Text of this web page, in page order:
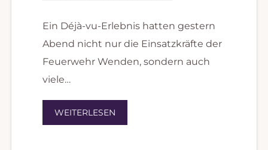
Ein Déjà-vu-Erlebnis hatten gestern
Abend nicht nur die Einsatzkräfte der
Feuerwehr Wenden, sondern auch
viele…
WEITERLESEN